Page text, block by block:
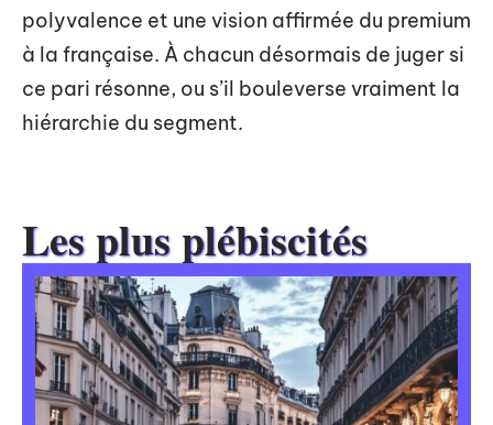
polyvalence et une vision affirmée du premium
à la française. À chacun désormais de juger si
ce pari résonne, ou s’il bouleverse vraiment la
hiérarchie du segment.
Les plus plébiscités